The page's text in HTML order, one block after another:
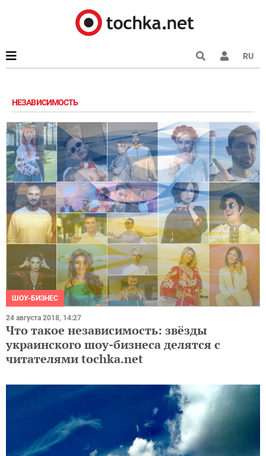
RU
НЕЗАВИСИМОСТЬ
ШОУ-БИЗНЕС
24 августа 2018, 14:27
Что такое независимость: звёзды
украинского шоу-бизнеса делятся с
читателями tochka.net